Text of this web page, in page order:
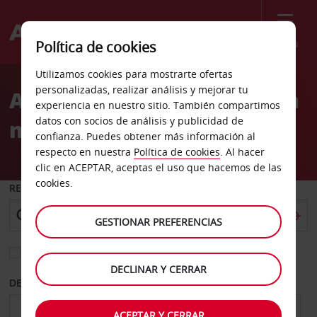
Menú
Welcome
AvisAlquiler de coches lanham
md avis
RECOGER EN
Elegir otra oficina de devolución
DESDE HASTA
Política de cookies
Utilizamos cookies para mostrarte ofertas
personalizadas, realizar análisis y mejorar tu
experiencia en nuestro sitio. También compartimos
datos con socios de análisis y publicidad de
confianza. Puedes obtener más información al
respecto en nuestra Política de cookies. Al hacer
clic en ACEPTAR, aceptas el uso que hacemos de las
cookies.
GESTIONAR PREFERENCIAS
DECLINAR Y CERRAR